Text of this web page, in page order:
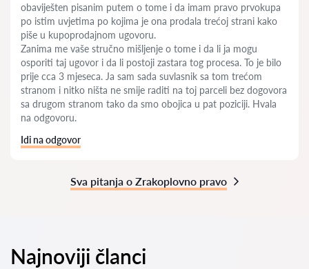
obaviješten pisanim putem o tome i da imam pravo prvokupa
po istim uvjetima po kojima je ona prodala trećoj strani kako
piše u kupoprodajnom ugovoru.
Zanima me vaše stručno mišljenje o tome i da li ja mogu
osporiti taj ugovor i da li postoji zastara tog procesa. To je bilo
prije cca 3 mjeseca. Ja sam sada suvlasnik sa tom trećom
stranom i nitko ništa ne smije raditi na toj parceli bez dogovora
sa drugom stranom tako da smo obojica u pat poziciji. Hvala
na odgovoru.
Idi na odgovor
Sva pitanja o Zrakoplovno pravo
Najnoviji članci